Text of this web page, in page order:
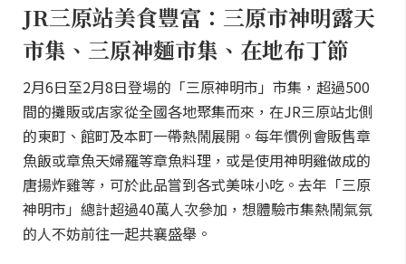
JR三原站美食豐富：三原市神明露天
市集、三原神麵市集、在地布丁節
2月6日至2月8日登場的「三原神明市」市集，超過500
間的攤販或店家從全國各地聚集而來，在JR三原站北側
的東町、館町及本町一帶熱鬧展開。每年慣例會販售章
魚飯或章魚天婦羅等章魚料理，或是使用神明雞做成的
唐揚炸雞等，可於此品嘗到各式美味小吃。去年「三原
神明市」總計超過40萬人次參加，想體驗市集熱鬧氣氛
的人不妨前往一起共襄盛舉。